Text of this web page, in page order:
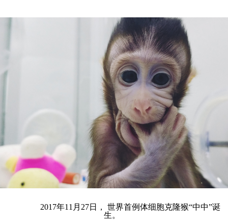
2017年11月27日， 世界首例体细胞克隆猴“中中”诞
生。